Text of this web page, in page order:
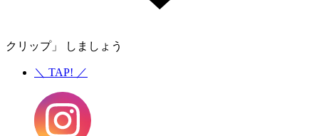
クリップ」 しましょう
＼ TAP! ／